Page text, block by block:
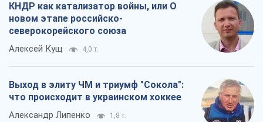
КНДР как катализатор войны, или О
новом этапе российско-
северокорейского союза
Алексей Кущ 4,0 т.
Выход в элиту ЧМ и триумф "Сокола":
что происходит в украинском хоккее
Александр Липенко 1,8 т.